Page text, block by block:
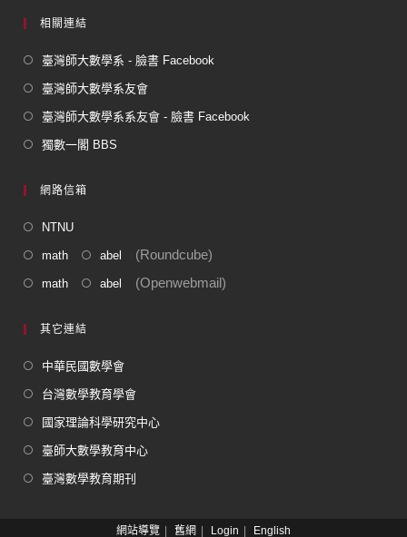
相關連結
臺灣師大數學系 - 臉書 Facebook
臺灣師大數學系友會
臺灣師大數學系系友會 - 臉書 Facebook
獨數一閣 BBS
網路信箱
NTNU
math abel (Roundcube)
math abel (Openwebmail)
其它連結
中華民國數學會
台灣數學教育學會
國家理論科學研究中心
臺師大數學教育中心
臺灣數學教育期刊
網站導覽 舊網 Login English